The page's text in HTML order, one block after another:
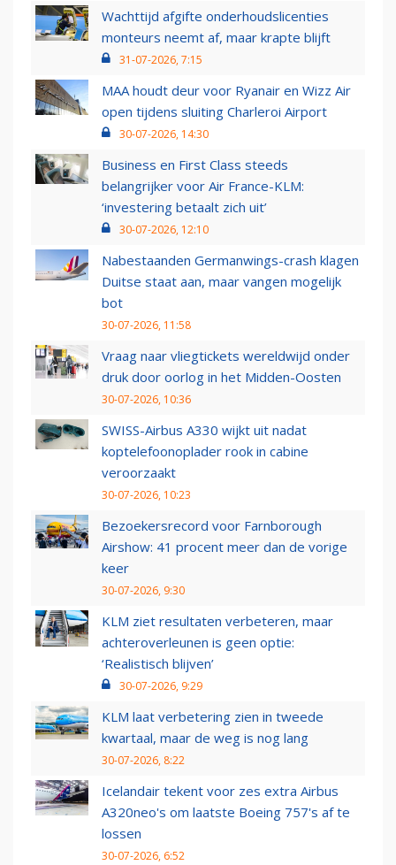
Wachttijd afgifte onderhoudslicenties
monteurs neemt af, maar krapte blijft
31-07-2026, 7:15
MAA houdt deur voor Ryanair en Wizz Air
open tijdens sluiting Charleroi Airport
30-07-2026, 14:30
Business en First Class steeds
belangrijker voor Air France-KLM:
‘investering betaalt zich uit’
30-07-2026, 12:10
Nabestaanden Germanwings-crash klagen
Duitse staat aan, maar vangen mogelijk
bot
30-07-2026, 11:58
Vraag naar vliegtickets wereldwijd onder
druk door oorlog in het Midden-Oosten
30-07-2026, 10:36
SWISS-Airbus A330 wijkt uit nadat
koptelefoonoplader rook in cabine
veroorzaakt
30-07-2026, 10:23
Bezoekersrecord voor Farnborough
Airshow: 41 procent meer dan de vorige
keer
30-07-2026, 9:30
KLM ziet resultaten verbeteren, maar
achteroverleunen is geen optie:
‘Realistisch blijven’
30-07-2026, 9:29
KLM laat verbetering zien in tweede
kwartaal, maar de weg is nog lang
30-07-2026, 8:22
Icelandair tekent voor zes extra Airbus
A320neo's om laatste Boeing 757's af te
lossen
30-07-2026, 6:52